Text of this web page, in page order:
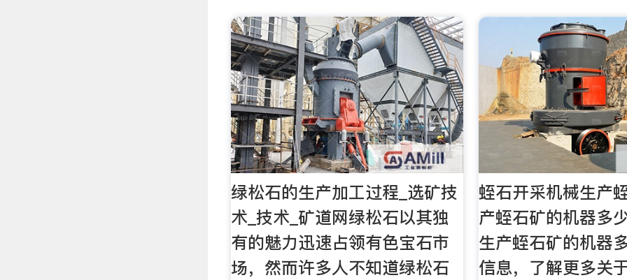
绿松石的生产加工过程_选矿技
术_技术_矿道网绿松石以其独
有的魅力迅速占领有色宝石市
场，然而许多人不知道绿松石
蛭石开采机械生产
产蛭石矿的机器多
生产蛭石矿的机器
信息，了解更多关